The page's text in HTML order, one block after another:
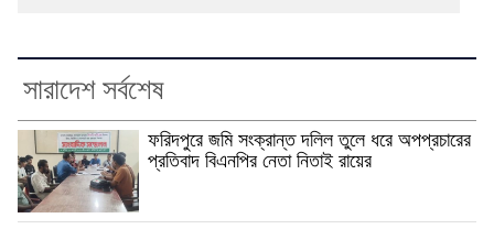
সারাদেশ সর্বশেষ
ফরিদপুরে জমি সংক্রান্ত দলিল তুলে ধরে অপপ্রচারের
প্রতিবাদ বিএনপির নেতা নিতাই রায়ের